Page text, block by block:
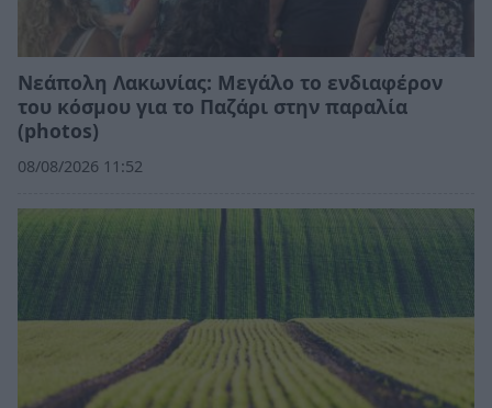
Νεάπολη Λακωνίας: Μεγάλο το ενδιαφέρον
του κόσμου για το Παζάρι στην παραλία
(photos)
08/08/2026 11:52